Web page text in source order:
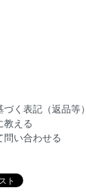
く表記（返品等）
教える
問い合わせる